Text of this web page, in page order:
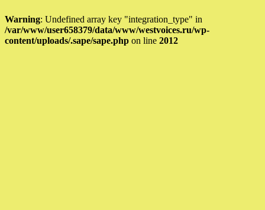
Warning: Undefined array key "integration_type" in
/var/www/user658379/data/www/westvoices.ru/wp-
content/uploads/.sape/sape.php on line 2012